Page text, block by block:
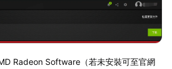
Radeon Software（若未安裝可至官網